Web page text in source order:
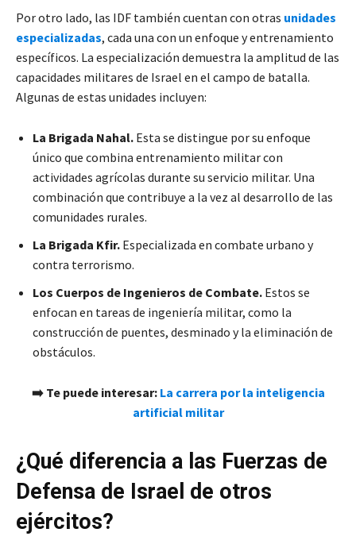
Por otro lado, las IDF también cuentan con otras unidades
especializadas, cada una con un enfoque y entrenamiento
específicos. La especialización demuestra la amplitud de las
capacidades militares de Israel en el campo de batalla.
Algunas de estas unidades incluyen:
La Brigada Nahal. Esta se distingue por su enfoque
único que combina entrenamiento militar con
actividades agrícolas durante su servicio militar. Una
combinación que contribuye a la vez al desarrollo de las
comunidades rurales.
La Brigada Kfir. Especializada en combate urbano y
contra terrorismo.
Los Cuerpos de Ingenieros de Combate. Estos se
enfocan en tareas de ingeniería militar, como la
construcción de puentes, desminado y la eliminación de
obstáculos.
➡️ Te puede interesar: La carrera por la inteligencia
artificial militar
¿Qué diferencia a las Fuerzas de
Defensa de Israel de otros
ejércitos?